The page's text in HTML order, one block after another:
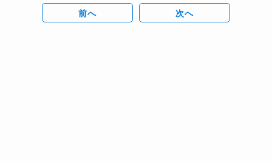
前へ 次へ